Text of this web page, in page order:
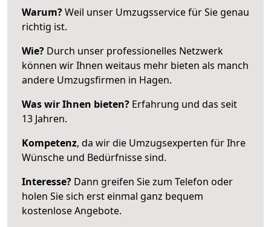
Warum?Weil unser Umzugsservice für Sie genau
richtig ist.
Wie? Durch unser professionelles Netzwerk
können wir Ihnen weitaus mehr bieten als manch
andere Umzugsfirmen in Hagen.
Was wir Ihnen bieten? Erfahrung und das seit
13 Jahren.
Kompetenz, da wir die Umzugsexperten für Ihre
Wünsche und Bedürfnisse sind.
Interesse? Dann greifen Sie zum Telefon oder
holen Sie sich erst einmal ganz bequem
kostenlose Angebote.